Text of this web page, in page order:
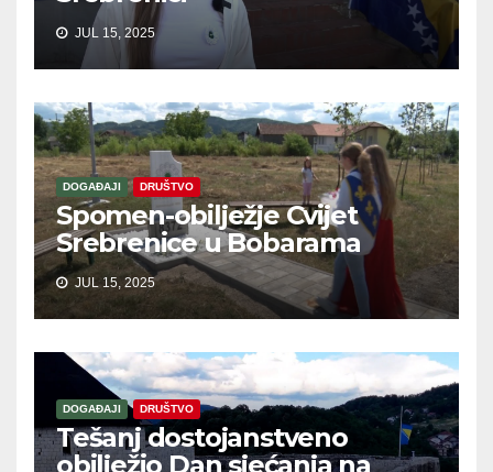
JUL 15, 2025
DOGAĐAJI DRUŠTVO
Spomen-obilježje Cvijet
Srebrenice u Bobarama
JUL 15, 2025
DOGAĐAJI DRUŠTVO
Tešanj dostojanstveno
obilježio Dan sjećanja na